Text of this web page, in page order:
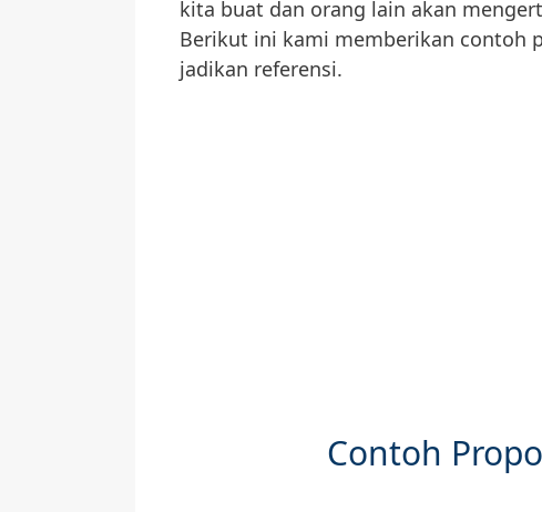
kita buat dan orang lain akan
Berikut ini kami memberikan contoh
jadikan referensi.
Contoh